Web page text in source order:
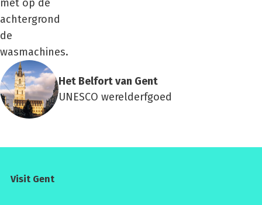
Het Bel­fort van Gent
UNESCO werelderfgoed
Visit Gent